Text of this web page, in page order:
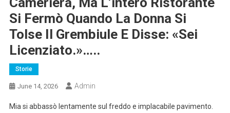
Si Fermò Quando La Donna Si
Tolse Il Grembiule E Disse: «sei
Licenziato.»…..
Storie
June 14, 2026 Admin
Mia si abbassò lentamente sul freddo e implacabile pavimento.